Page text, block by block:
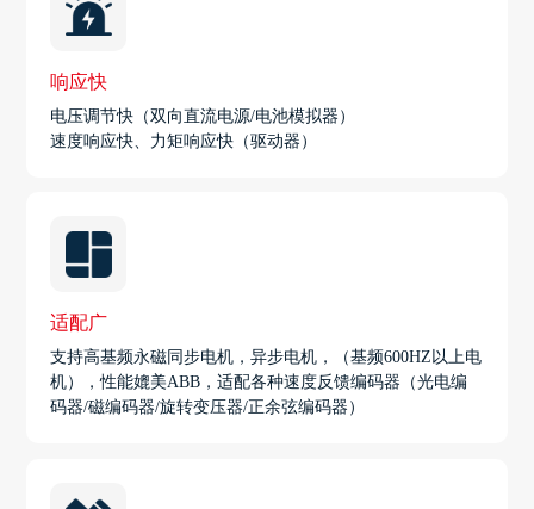
响应快
电压调节快（双向直流电源/电池模拟器）
速度响应快、力矩响应快（驱动器）
适配广
支持高基频永磁同步电机，异步电机，（基频600HZ以上电
机），性能媲美ABB，适配各种速度反馈编码器（光电编
码器/磁编码器/旋转变压器/正余弦编码器）